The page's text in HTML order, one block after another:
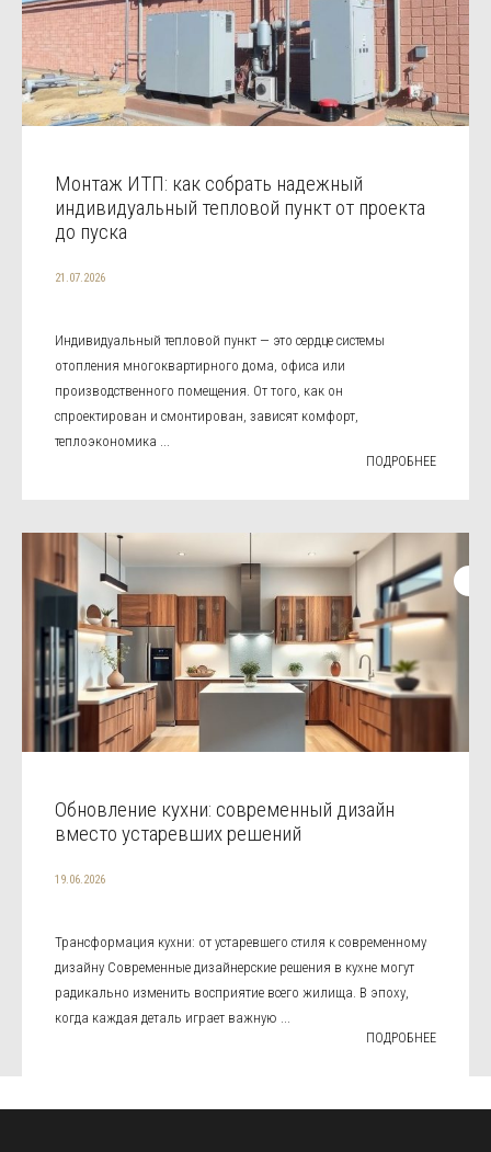
Монтаж ИТП: как собрать надежный
индивидуальный тепловой пункт от проекта
до пуска
21.07.2026
Индивидуальный тепловой пункт — это сердце системы
отопления многоквартирного дома, офиса или
производственного помещения. От того, как он
спроектирован и смонтирован, зависят комфорт,
теплоэкономика ...
ПОДРОБНЕЕ
Обновление кухни: современный дизайн
вместо устаревших решений
19.06.2026
Трансформация кухни: от устаревшего стиля к современному
дизайну Современные дизайнерские решения в кухне могут
радикально изменить восприятие всего жилища. В эпоху,
когда каждая деталь играет важную ...
ПОДРОБНЕЕ